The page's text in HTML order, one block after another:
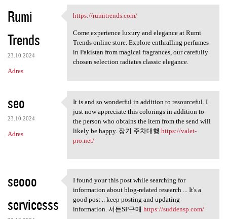
Rumi
Trends
23.10.2024
Adres
https://rumitrends.com/
https://rumitrends.com/
Come experience luxury and elegance at Rumi
Trends online store. Explore enthralling perfumes
in Pakistan from magical fragrances, our carefully
chosen selection radiates classic elegance.
seo
23.10.2024
Adres
It is and so wonderful in
It is and so wonderful in addition to resourceful. I
just now appreciate this colorings in addition to
the person who obtains the item from the send will
likely be happy. 장기 주차대행 https://valet-
pro.net/
seooo
servicesss
I found your this post while
I found your this post while searching for
information about blog-related research ... It's a
good post .. keep posting and updating
information. 서든SP구매 https://suddensp.com/